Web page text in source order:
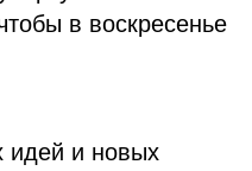
в воскресенье
идей и новых